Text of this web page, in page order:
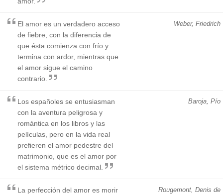
Weber, Friedrich
El amor es un verdadero acceso
de fiebre, con la diferencia de
que ésta comienza con frío y
termina con ardor, mientras que
el amor sigue el camino
contrario.
Baroja, Pío
Los españoles se entusiasman
con la aventura peligrosa y
romántica en los libros y las
películas, pero en la vida real
prefieren el amor pedestre del
matrimonio, que es el amor por
el sistema métrico decimal.
Rougemont, Denis de
La perfección del amor es morir